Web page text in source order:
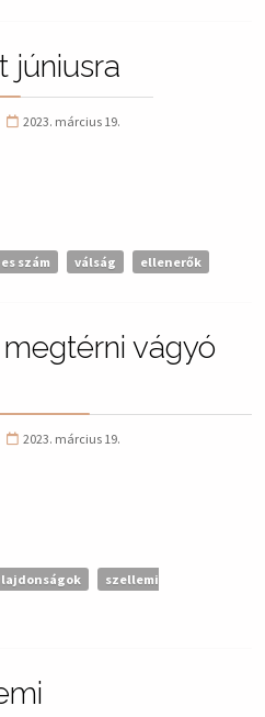
júniusra
2023. március 19.
szám válság ellenerők
vágyó
2023. március 19.
szellemi